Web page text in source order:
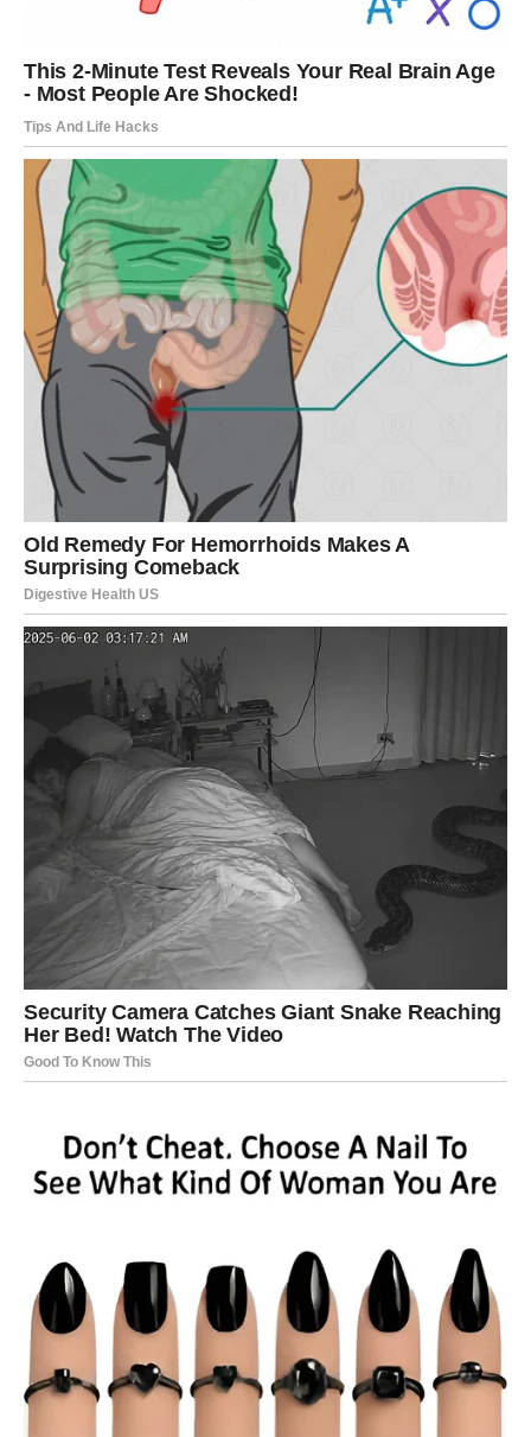
VAGA
Vage ulaze u veoma romantičan i sudbinski period.
Ako ste slobodni, moguć je susret koji odmah djeluje
posebno i kao početak velike ljubavne priče.
Srce vam konačno pronalazi ono što je
tražilo
Pred vama su trenuci koje ćete dugo pamtiti.
ŠKORPIJA
Pred vama je veliki finansijski i životni preokret.
Ono što je dugo bilo blokirano sada konačno dolazi na
svoje mjesto.
Sudbina vam vraća ono što zaslužujete
Pred vama su veoma snažni i uspješni trenuci.
STRIJELAC
Nova energija donosi vam spontane događaje i mnogo
pozitivnih emocija.
Jedna prilika sada vam može potpuno promijeniti životni
Pred vama su veoma uzbudljivi trenuci.
Jarčevi konačno ulaze u mnogo stabilniji i sigurniji period
života.
Poslije mnogo rada i odricanja dolazi osjećaj zadovoljstva